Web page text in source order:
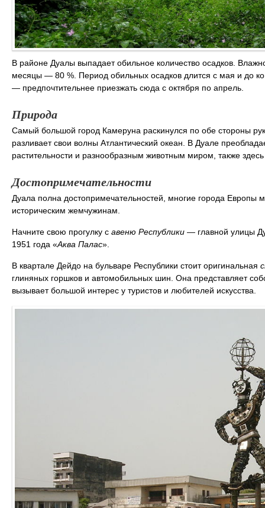
В районе Дуалы выпадает обильное количество осадков.
месяцы — 80 %. Период обильных осадков длится с мая и до
— предпочтительнее приезжать сюда с октября по апрель.
Природа
Самый большой город Камеруна раскинулся по обе стороны
разливает свои волны Атлантический океан. В Дуале
растительности и разнообразным животным миром, также
Достопримечательности
Дуала полна достопримечательностей, многие города
историческим жемчужинам.
Начните свою прогулку с авеню Республики — главной улицы
1951 года «Аква Палас».
В квартале Дейдо на бульваре Республики стоит оригинальная
глиняных горшков и автомобильных шин. Она представляет
вызывает большой интерес у туристов и любителей искусства.